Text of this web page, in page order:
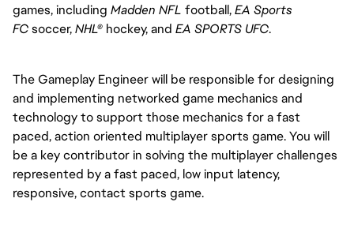
games, including Madden NFL football,EA Sports
FCsoccer,NHL® hockey, and EA SPORTS UFC.
The Gameplay Engineer will be responsible for designing
and implementing networked game mechanics and
technology to support those mechanics for a fast
paced, action oriented multiplayer sports game. You will
be a key contributor in solving the multiplayer challenges
represented by a fast paced, low input latency,
responsive, contact sports game.